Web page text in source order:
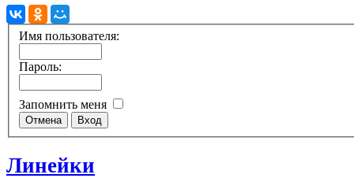
Имя пользователя:
Пароль:
Запомнить меня
Линейки